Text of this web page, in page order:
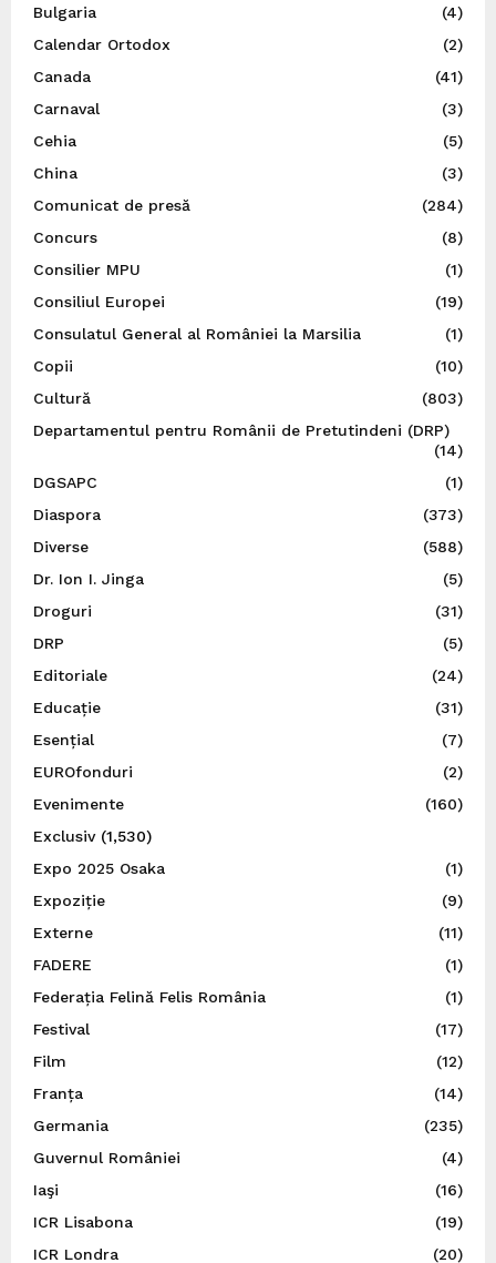
Bulgaria
(4)
Calendar Ortodox
(2)
Canada
(41)
Carnaval
(3)
Cehia
(5)
China
(3)
Comunicat de presă
(284)
Concurs
(8)
Consilier MPU
(1)
Consiliul Europei
(19)
Consulatul General al României la Marsilia
(1)
Copii
(10)
Cultură
(803)
Departamentul pentru Românii de Pretutindeni (DRP)
(14)
DGSAPC
(1)
Diaspora
(373)
Diverse
(588)
Dr. Ion I. Jinga
(5)
Droguri
(31)
DRP
(5)
Editoriale
(24)
Educație
(31)
Esențial
(7)
EUROfonduri
(2)
Evenimente
(160)
Exclusiv(1,530)
Expo 2025 Osaka
(1)
Expoziție
(9)
Externe
(11)
FADERE
(1)
Federația Felină Felis România
(1)
Festival
(17)
Film
(12)
Franța
(14)
Germania
(235)
Guvernul României
(4)
Iaşi
(16)
ICR Lisabona
(19)
ICR Londra
(20)